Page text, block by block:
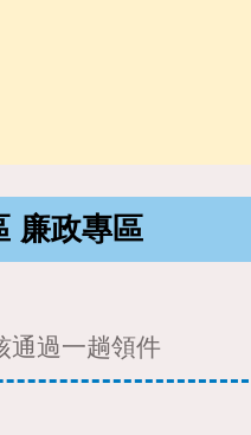
廉政專區
通過一趟領件